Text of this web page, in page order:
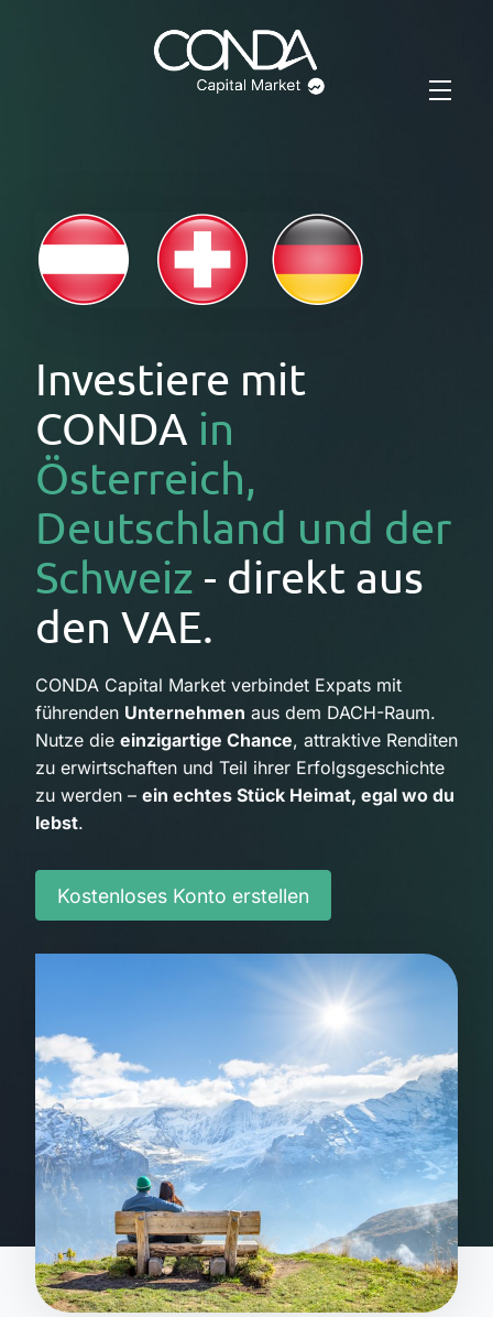
Investiere mit
CONDA in
Österreich,
Deutschland und der
Schweiz - direkt aus
den VAE.
CONDA Capital Market verbindet Expats mit
führenden Unternehmen aus dem DACH-Raum.
Nutze die einzigartige Chance, attraktive Renditen
zu erwirtschaften und Teil ihrer Erfolgsgeschichte
zu werden – ein echtes Stück Heimat, egal wo du
lebst.
Kostenloses Konto erstellen